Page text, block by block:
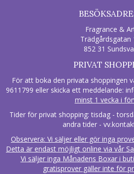
Fragrance &
Trädgårdsgatan
852 31
PRIVAT
För att boka den privata shoppingen
9611799 eller skicka ett meddelande:
minst 1 vecka i
Tider för privat shopping: tisdag -
andra tider -
Observera: Vi säljer eller gör inga
Detta är endast möjligt online via vår
Vi säljer inga Månadens Boxar i
gratisprover gäller inte för